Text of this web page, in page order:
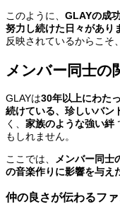
このように、 GLAYの成
努力し続けた日々があり
反映されているからこそ
メンバー同士の
GLAYは30年以上にわた
続けている、珍しいバン
く、 家族のような強い絆
もしれません。
ここでは、
メンバー同士
の音楽作りに影響を与え
仲の良さが伝わるフ